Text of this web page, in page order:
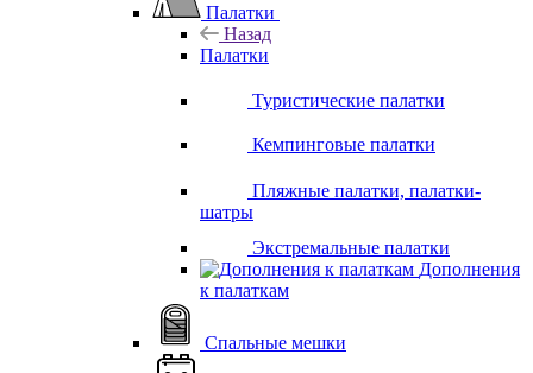
Палатки
Назад
Палатки
Туристические палатки
Кемпинговые палатки
Пляжные палатки, палатки-
шатры
Экстремальные палатки
Дополнения
к палаткам
Спальные мешки